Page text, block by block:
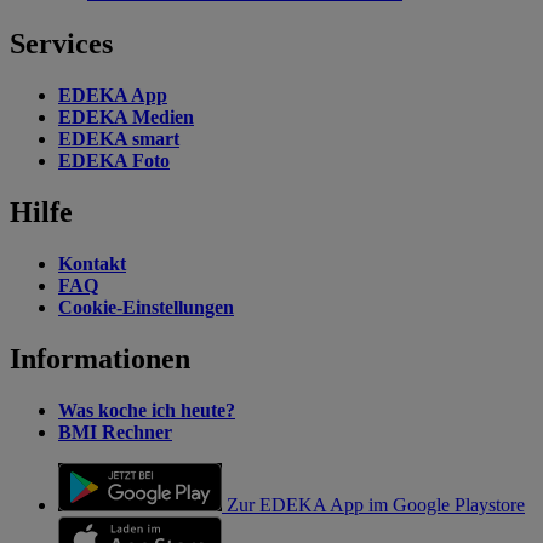
Services
EDEKA App
EDEKA Medien
EDEKA smart
EDEKA Foto
Hilfe
Kontakt
FAQ
Cookie-Einstellungen
Informationen
Was koche ich heute?
BMI Rechner
Zur EDEKA App im Google Playstore